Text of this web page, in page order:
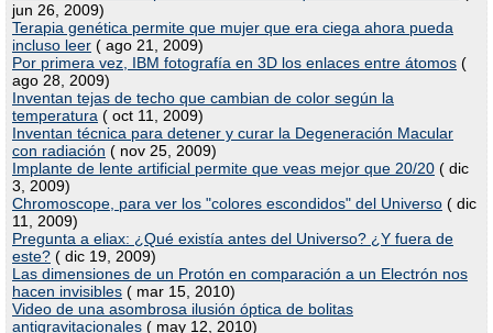
jun 26, 2009)
Terapia genética permite que mujer que era ciega ahora pueda
incluso leer ( ago 21, 2009)
Por primera vez, IBM fotografía en 3D los enlaces entre átomos (
ago 28, 2009)
Inventan tejas de techo que cambian de color según la
temperatura ( oct 11, 2009)
Inventan técnica para detener y curar la Degeneración Macular
con radiación ( nov 25, 2009)
Implante de lente artificial permite que veas mejor que 20/20 ( dic
3, 2009)
Chromoscope, para ver los "colores escondidos" del Universo ( dic
11, 2009)
Pregunta a eliax: ¿Qué existía antes del Universo? ¿Y fuera de
este? ( dic 19, 2009)
Las dimensiones de un Protón en comparación a un Electrón nos
hacen invisibles ( mar 15, 2010)
Video de una asombrosa ilusión óptica de bolitas
antigravitacionales ( may 12, 2010)